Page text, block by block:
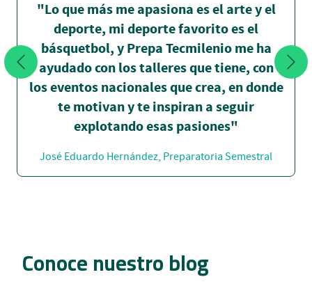
"Lo que más me apasiona es el arte y el
deporte, mi deporte favorito es el
básquetbol, y Prepa Tecmilenio me ha
ayudado con los talleres que tiene, con
los eventos nacionales que crea, en donde
te motivan y te inspiran a seguir
explotando esas pasiones"
José Eduardo Hernández, Preparatoria Semestral
Conoce nuestro blog